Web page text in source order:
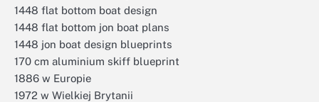
1448 flat bottom boat design
1448 flat bottom jon boat plans
1448 jon boat design blueprints
170 cm aluminium skiff blueprint
1886 w Europie
1972 w Wielkiej Brytanii